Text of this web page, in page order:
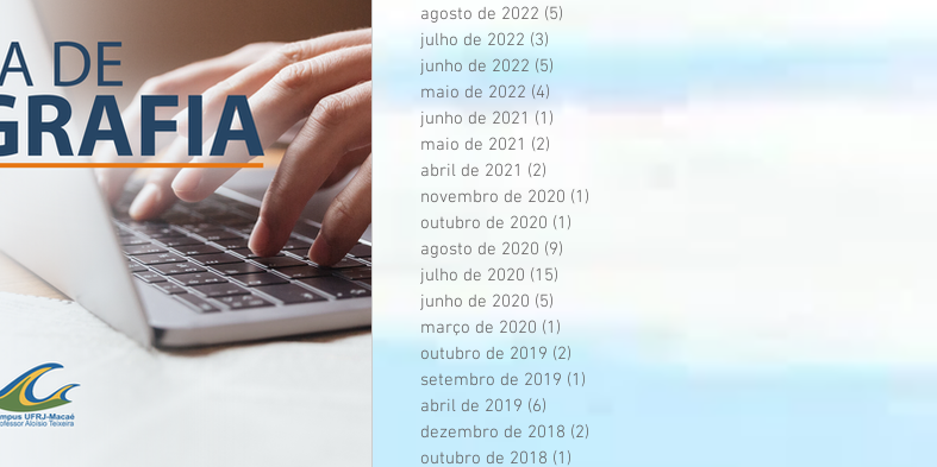
agosto de 2022 (5)
julho de 2022 (3)
junho de 2022 (5)
maio de 2022 (4)
junho de 2021 (1)
maio de 2021 (2)
abril de 2021 (2)
novembro de 2020 (1)
outubro de 2020 (1)
agosto de 2020 (9)
julho de 2020 (15)
junho de 2020 (5)
março de 2020 (1)
outubro de 2019 (2)
setembro de 2019 (1)
abril de 2019 (6)
dezembro de 2018 (2)
outubro de 2018 (1)